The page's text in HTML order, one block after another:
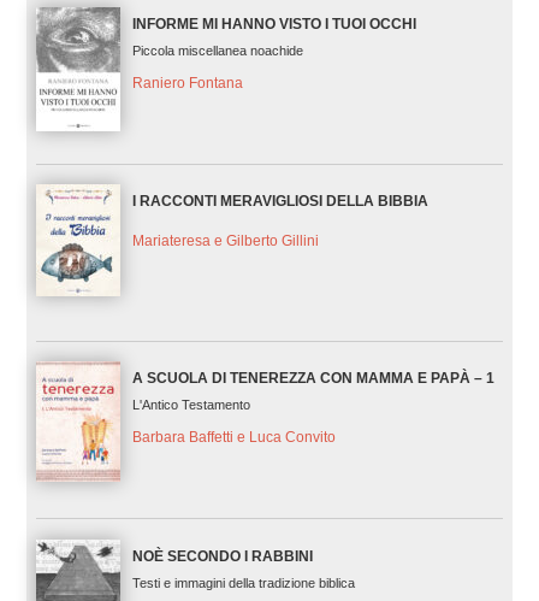
INFORME MI HANNO VISTO I TUOI OCCHI
Piccola miscellanea noachide
Raniero Fontana
I RACCONTI MERAVIGLIOSI DELLA BIBBIA
Mariateresa e Gilberto Gillini
A SCUOLA DI TENEREZZA CON MAMMA E PAPÀ – 1
L'Antico Testamento
Barbara Baffetti e Luca Convito
NOÈ SECONDO I RABBINI
Testi e immagini della tradizione biblica